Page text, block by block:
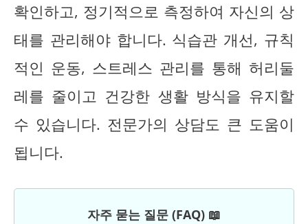
확인하고, 정기적으로 측정하여 자신의 상
태를 관리해야 합니다. 식습관 개선, 규칙
적인 운동, 스트레스 관리를 통해 허리둘
레를 줄이고 건강한 생활 방식을 유지할
수 있습니다. 전문가의 상담도 큰 도움이
됩니다.
자주 묻는 질문 (FAQ) 📖